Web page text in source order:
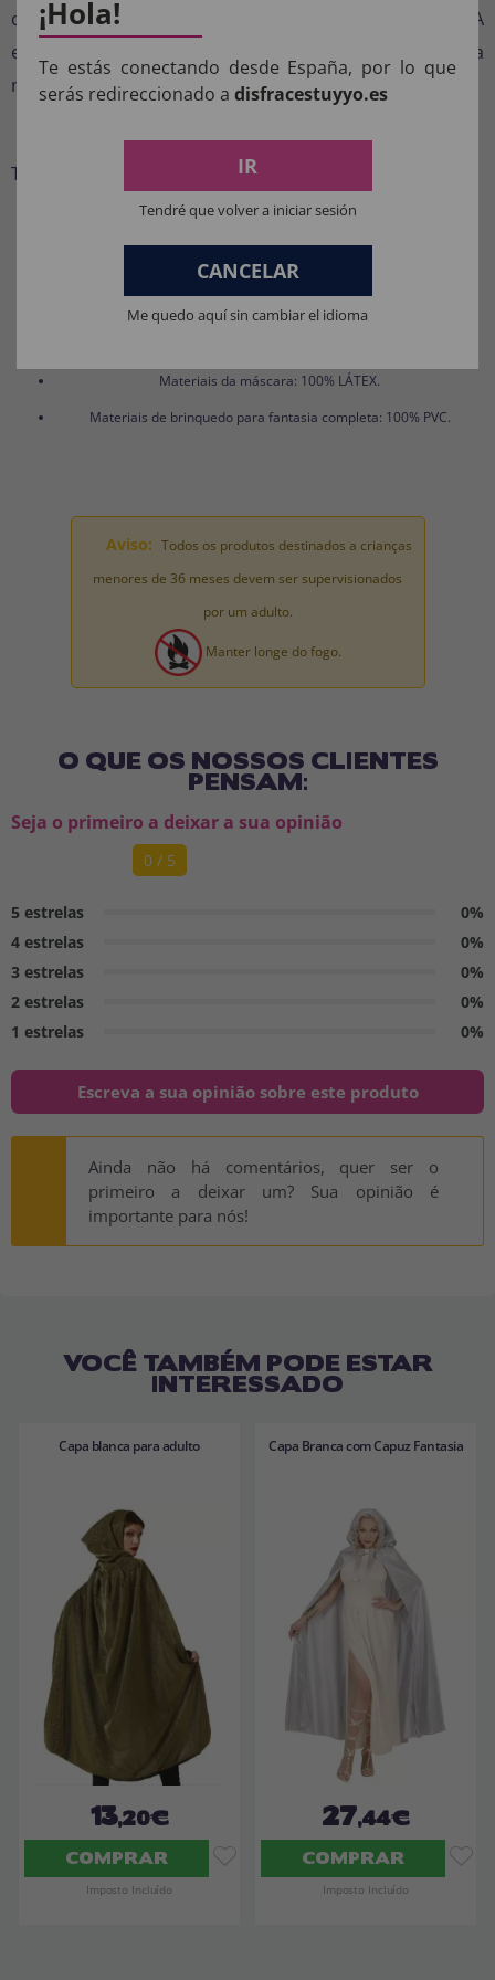
com as rigorosas normas de segurança da UE e dos EUA
e sempre chegam em suas embalagens oficiais da
marca.
Tamanho
Tamanho único para adultos. Design unissex.
COMPOSIÇÃO DOS NOSSOS
PRODUTOS:
Materiais para fantasias, acessórios de roupas e perucas: 100%
Materiais da máscara: 100% LÁTEX.
Materiais de brinquedo para fantasia completa: 100% PVC.
Aviso: Todos os produtos destinados a crianças
menores de 36 meses devem ser supervisionados
por um adulto.
Manter longe do fogo.
O QUE OS NOSSOS CLIENTES
PENSAM:
Seja o primeiro a deixar a sua opinião
0 / 5
5 estrelas
0%
4 estrelas
0%
3 estrelas
0%
2 estrelas
0%
1 estrelas
0%
Escreva a sua opinião sobre este produto
Ainda não há comentários, quer ser o
primeiro a deixar um? Sua opinião é
importante para nós!
VOCÊ TAMBÉM PODE ESTAR
INTERESSADO
Capa blanca para adulto
13,20€
COMPRAR
Imposto Incluído
Capa Branca com Capuz Fantasia
27,44€
COMPRAR
Imposto Incluído
¡Hola!
Te estás conectando desde España, por lo que
serás redireccionado a disfracestuyyo.es
IR
Tendré que volver a iniciar sesión
CANCELAR
Me quedo aquí sin cambiar el idioma